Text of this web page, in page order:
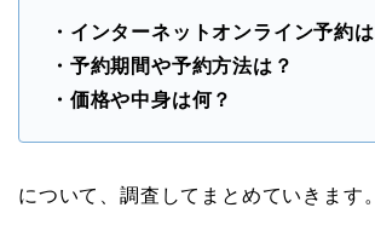
・インターネットオンライン予約
・予約期間や予約方法は？
・価格や中身は何？
について、調査してまとめていきます。